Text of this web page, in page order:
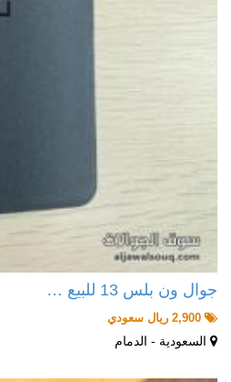
جوال ون بلس 13 للبيع …
السعودية - الدمام